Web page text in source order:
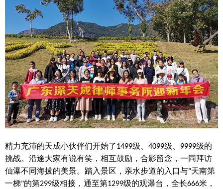
精力充沛的天成小伙伴们开始了1499级、 4099级、 9999级的
挑战。沿途大家有说有笑，相互鼓励，合影留念，一同 拜访
仙瀑不同海拔的美景。 踏入景区， 亲水步道的入口与"天南第
一梯"的第299级相接，通至第1299级的观瀑台，全长666米，